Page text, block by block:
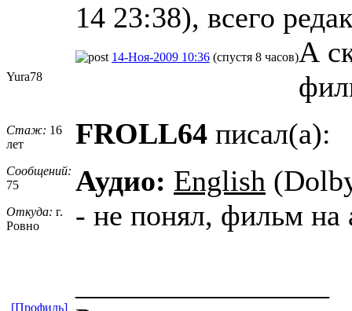
14 23:38), всего
Yura78
Стаж: 16
лет
Сообщений:
75
Откуда: г.
Ровно
14-Ноя-2009 10:36 (спустя 8 часов)А
FROLL64 писал(а):
Аудио: English
- не понял, фильм на
[Профиль]